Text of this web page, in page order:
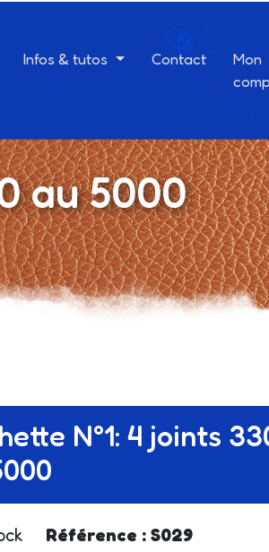
Infos & tutos Contact
Mon
au 5000
N°1: 4 joints
Référence : S029